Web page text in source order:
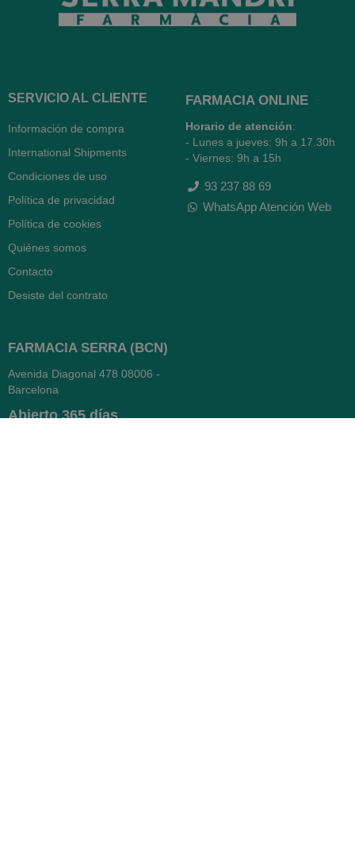
SERVICIO AL CLIENTE
Información de compra
International Shipments
Condiciones de uso
Política de privacidad
Política de cookies
Quiénes somos
Contacto
Desiste del contrato
FARMACIA ONLINE
Horario de atención:
- Lunes a jueves: 9h a 17.30h
- Viernes: 9h a 15h
93 237 88 69
WhatsApp Atención Web
FARMACIA SERRA (BCN)
Avenida Diagonal 478 08006 -
Barcelona
Abierto 365 días